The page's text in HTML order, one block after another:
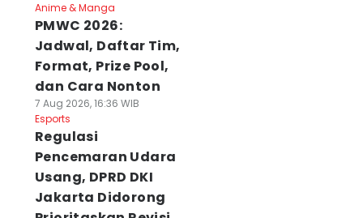
Anime & Manga
PMWC 2026:
Jadwal, Daftar Tim,
Format, Prize Pool,
dan Cara Nonton
7 Aug 2026, 16:36 WIB
Esports
Regulasi
Pencemaran Udara
Usang, DPRD DKI
Jakarta Didorong